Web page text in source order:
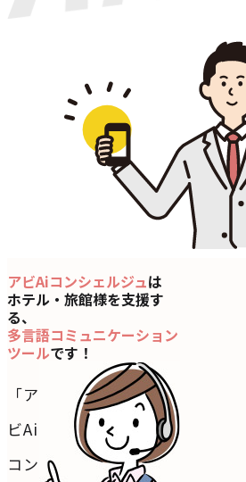
アビAiコンシェルジュは
ホテル・旅館様を支援す
る、
多言語コミュニケーション
ツールです！
「ア
ビAi
コン